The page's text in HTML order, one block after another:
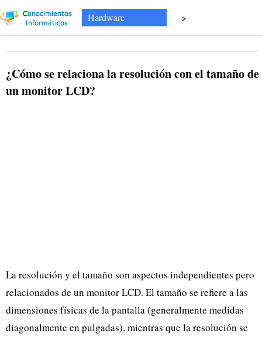
Hardware >
¿Cómo se relaciona la resolución con el tamaño de
un monitor LCD?
La resolución y el tamaño son aspectos independientes pero
relacionados de un monitor LCD. El tamaño se refiere a las
dimensiones físicas de la pantalla (generalmente medidas
diagonalmente en pulgadas), mientras que la resolución se